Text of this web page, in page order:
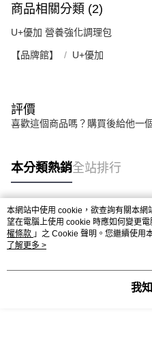
商品相關分類 (2)
U+優加 營養強化調理包
【品牌館】 U+優加
評價
喜歡這個商品嗎？購買後給他一
本分類熱銷全站排行
熱門標籤
本網站中使用 cookie，欲查詢有關本
望在電腦上使用 cookie 時應如何變更
權條款 」之 Cookie 聲明。您繼續使用
用條款之 Cookie 聲明使用 cookie。
了解更多 >
我